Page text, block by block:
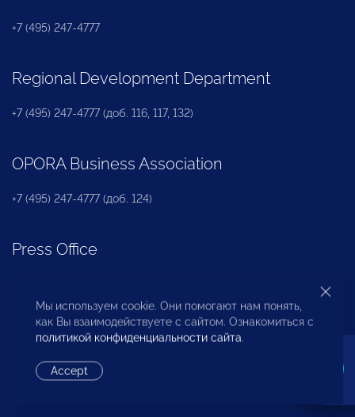
+7 (495) 247-4777
Regional Development Department
+7 (495) 247-4777 (доб. 116, 117, 132)
OPORA Business Association
+7 (495) 247-4777 (доб. 124)
Press Office
pressa@opora.ru
International Department
Мы используем cookie. Они помогают нам понять,
как Вы взаимодействуете с сайтом. Ознакомиться с
политикой конфиденциальности сайта.
Accept